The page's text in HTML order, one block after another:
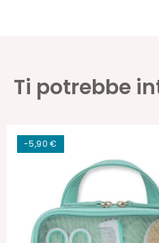
Ti potrebbe
-5,90 €